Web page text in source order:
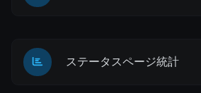
ステータスページ統計